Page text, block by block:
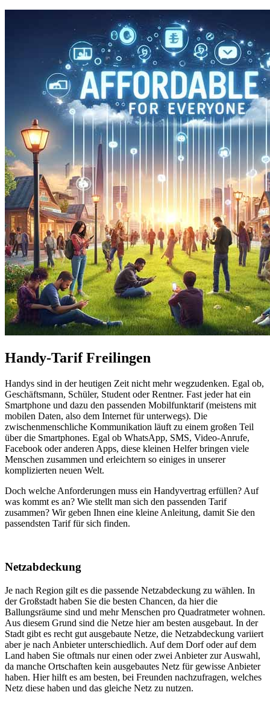
Handy-Tarif Freilingen
Handys sind in der heutigen Zeit nicht mehr wegzudenken. Egal ob,
Geschäftsmann, Schüler, Student oder Rentner. Fast jeder hat ein
Smartphone und dazu den passenden Mobilfunktarif (meistens mit
mobilen Daten, also dem Internet für unterwegs). Die
zwischenmenschliche Kommunikation läuft zu einem großen Teil
über die Smartphones. Egal ob WhatsApp, SMS, Video-Anrufe,
Facebook oder anderen Apps, diese kleinen Helfer bringen viele
Menschen zusammen und erleichtern so einiges in unserer
komplizierten neuen Welt.
Doch welche Anforderungen muss ein Handyvertrag erfüllen? Auf
was kommt es an? Wie stellt man sich den passenden Tarif
zusammen? Wir geben Ihnen eine kleine Anleitung, damit Sie den
passendsten Tarif für sich finden.
Netzabdeckung
Je nach Region gilt es die passende Netzabdeckung zu wählen. In
der Großstadt haben Sie die besten Chancen, da hier die
Ballungsräume sind und mehr Menschen pro Quadratmeter wohnen.
Aus diesem Grund sind die Netze hier am besten ausgebaut. In der
Stadt gibt es recht gut ausgebaute Netze, die Netzabdeckung variiert
aber je nach Anbieter unterschiedlich. Auf dem Dorf oder auf dem
Land haben Sie oftmals nur einen oder zwei Anbieter zur Auswahl,
da manche Ortschaften kein ausgebautes Netz für gewisse Anbieter
haben. Hier hilft es am besten, bei Freunden nachzufragen, welches
Netz diese haben und das gleiche Netz zu nutzen.